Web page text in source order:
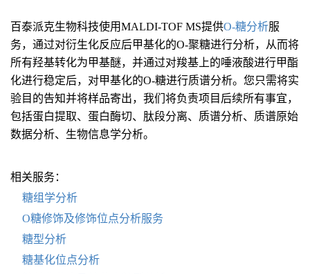
百泰派克生物科技使用MALDI-TOF MS提供O-糖分析服
务，通过对衍生化反应后甲基化的O-聚糖进行分析，从而将
所有羟基转化为甲基醚，并通过对羧基上的唾液酸进行甲酯
化进行稳定后，对甲基化的O-糖进行质谱分析。您只需将实
验目的告知并将样品寄出，我们将负责项目后续所有事宜，
包括蛋白提取、蛋白酶切、肽段分离、质谱分析、质谱原始
数据分析、生物信息学分析。
相关服务：
糖组学分析
O糖修饰及修饰位点分析服务
糖型分析
糖基化位点分析